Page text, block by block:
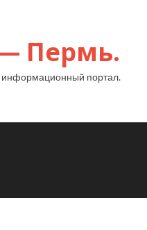
Пермь.
портал.